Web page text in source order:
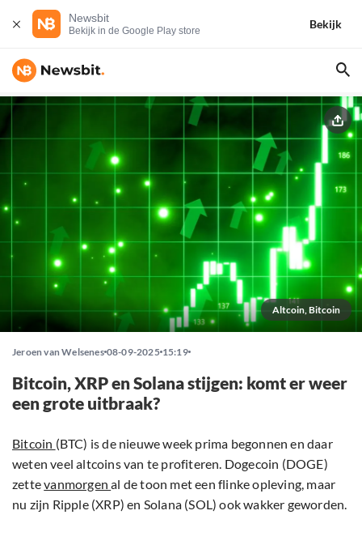
Newsbit
Bekijk in de Google Play store
Bekijk
Altcoin, Bitcoin
Jeroen van Welsenes 08-09-2025 15:19
Bitcoin, XRP en Solana stijgen: komt er weer
een grote uitbraak?
Bitcoin (BTC) is de nieuwe week prima begonnen en daar
weten veel altcoins van te profiteren. Dogecoin (DOGE)
zettevanmorgenal de toon met een flinke opleving, maar
nu zijn Ripple (XRP) en Solana (SOL) ook wakker geworden.